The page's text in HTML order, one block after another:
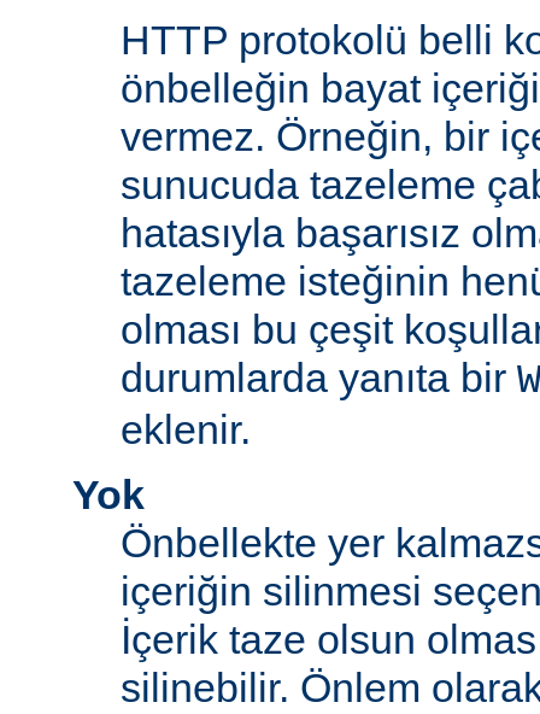
HTTP protokolü belli
önbelleğin bayat
vermez. Örneğin, bir
sunucuda tazeleme
hatasıyla başarısız
tazeleme isteğinin
olması bu çeşit
durumlarda yanıta bir
eklenir.
Yok
Önbellekte yer
içeriğin silinmesi
İçerik taze olsun
silinebilir. Önlem